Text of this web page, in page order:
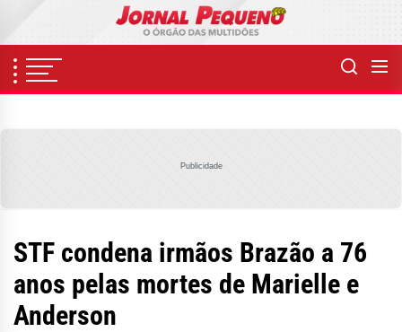
content
Publicidade
STF condena irmãos Brazão a 76
anos pelas mortes de Marielle e
Anderson